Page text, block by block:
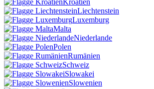
Kroatien
Liechtenstein
Luxemburg
Malta
Niederlande
Polen
Rumänien
Schweiz
Slowakei
Slowenien